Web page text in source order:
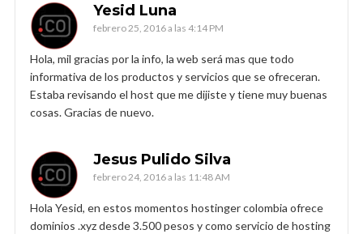
Yesid Luna
febrero 25, 2016 a las 4:14 PM
Hola, mil gracias por la info, la web será mas que todo
informativa de los productos y servicios que se ofreceran.
Estaba revisando el host que me dijiste y tiene muy buenas
cosas. Gracias de nuevo.
Jesus Pulido Silva
febrero 24, 2016 a las 11:48 AM
Hola Yesid, en estos momentos hostinger colombia ofrece
dominios .xyz desde 3.500 pesos y como servicio de hosting